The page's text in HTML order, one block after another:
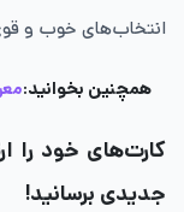
انتخاب‌های خوب و
همچنین بخوانید:
کارت‌های خود را
جدیدی برسانید!